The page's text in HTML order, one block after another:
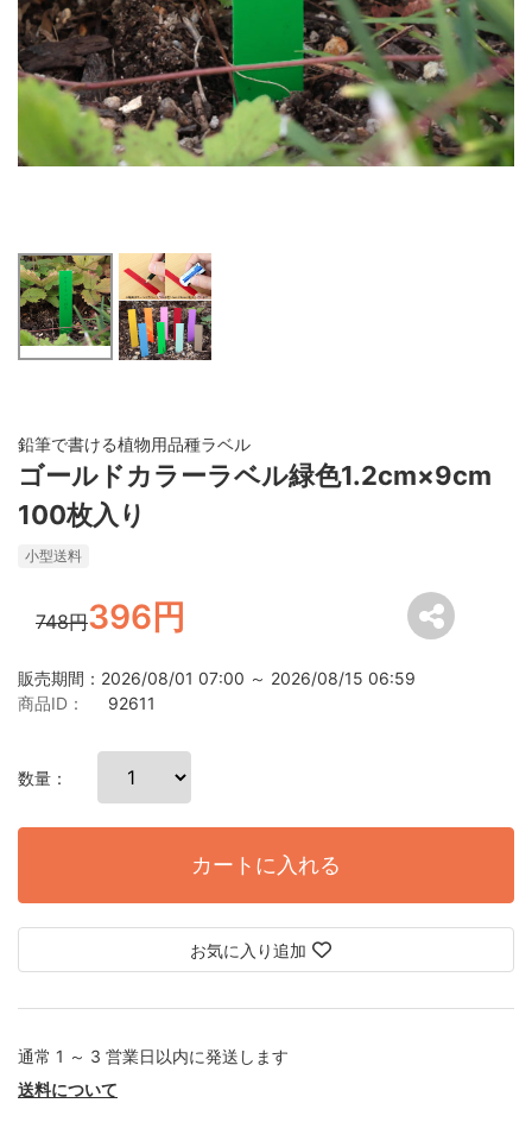
鉛筆で書ける植物用品種ラベル
ゴールドカラーラベル緑色1.2cm×9cm
100枚入り
小型送料
748円396円
販売期間：2026/08/01 07:00 ～ 2026/08/15 06:59
商品ID：
92611
数量：
カートに入れる
お気に入り追加
通常 1 ～ 3 営業日以内に発送します
送料について